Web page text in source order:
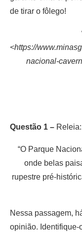
de tirar o fôlego!
<https://
nacional-
Questão 1 – Releia:
“O Parque
onde belas
rupestre pré-
Nessa passagem,
opinião. Identifique-